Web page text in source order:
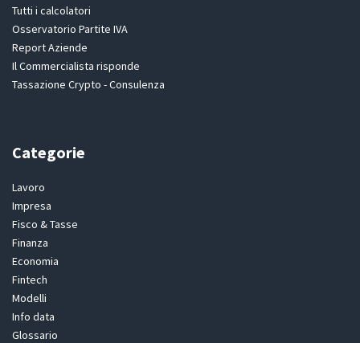
Tutti i calcolatori
Osservatorio Partite IVA
Report Aziende
Il Commercialista risponde
Tassazione Crypto - Consulenza
Categorie
Lavoro
Impresa
Fisco & Tasse
Finanza
Economia
Fintech
Modelli
Info data
Glossario